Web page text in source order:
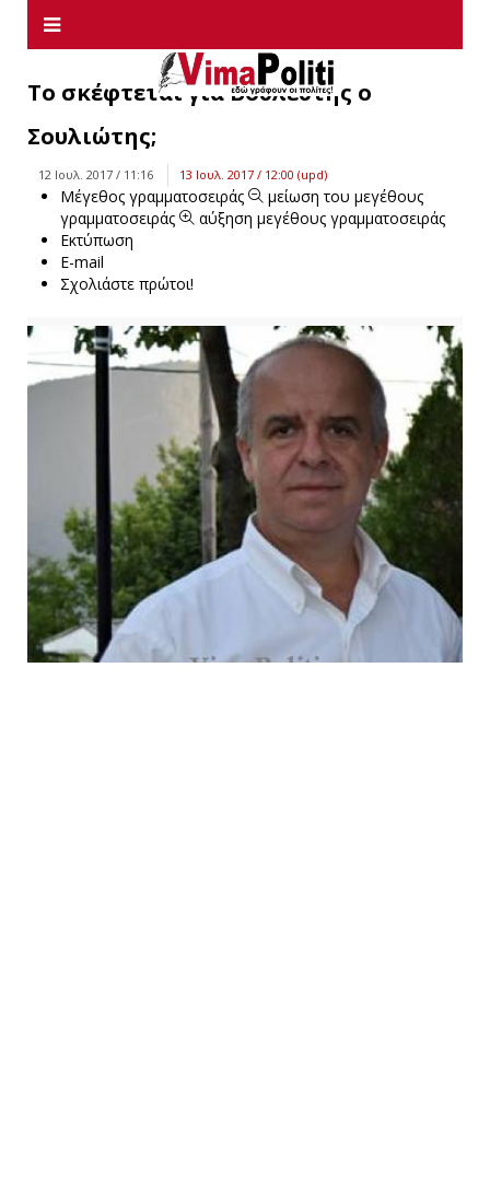
Το σκέφτεται για Βουλευτής ο
Σουλιώτης;
12 Ιουλ. 2017 / 11:16 13 Ιουλ. 2017 / 12:00 (upd)
Μέγεθος γραμματοσειράς
μείωση του μεγέθους
γραμματοσειράς
αύξηση μεγέθους γραμματοσειράς
Εκτύπωση
E-mail
Σχολιάστε πρώτοι!